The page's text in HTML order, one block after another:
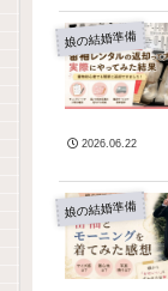
娘の結婚準備
2026.06.22
娘の結婚準備